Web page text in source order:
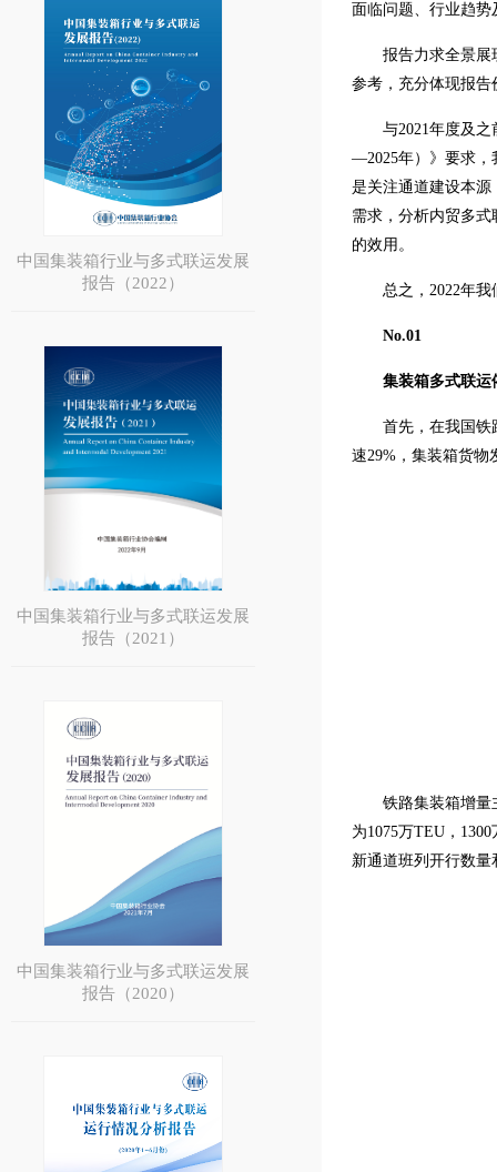
中国集装箱行业与多式联运发展
报告（2022）
中国集装箱行业与多式联运发展
报告（2021）
中国集装箱行业与多式联运发展
报告（2020）
面临问题、行业趋
报告力求全景展
参考，充分体现报告
与2021年度及
—2025年）》要求，
是关注通道建设本
需求，分析内贸多
的效用。
总之，2022年
No.01
集装箱多式联运
首先，在我国铁
速29%，集装箱货物
铁路集装箱增量
为1075万TEU，
新通道班列开行数量